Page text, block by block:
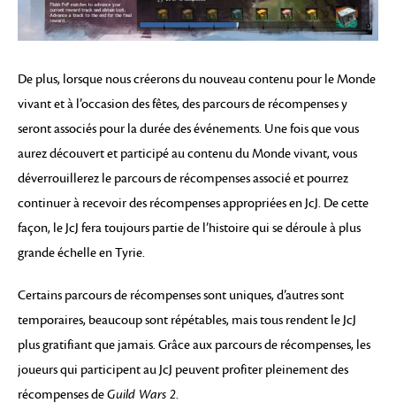
De plus, lorsque nous créerons du nouveau contenu pour le Monde
vivant et à l’occasion des fêtes, des parcours de récompenses y
seront associés pour la durée des événements. Une fois que vous
aurez découvert et participé au contenu du Monde vivant, vous
déverrouillerez le parcours de récompenses associé et pourrez
continuer à recevoir des récompenses appropriées en JcJ. De cette
façon, le JcJ fera toujours partie de l’histoire qui se déroule à plus
grande échelle en Tyrie.
Certains parcours de récompenses sont uniques, d’autres sont
temporaires, beaucoup sont répétables, mais tous rendent le JcJ
plus gratifiant que jamais. Grâce aux parcours de récompenses, les
joueurs qui participent au JcJ peuvent profiter pleinement des
récompenses deGuild Wars 2.